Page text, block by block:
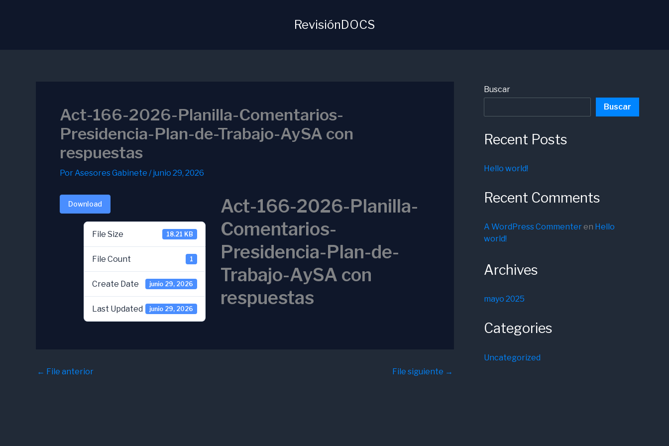
RevisiónDOCS
Act-166-2026-Planilla-Comentarios-
Presidencia-Plan-de-Trabajo-AySA con
respuestas
PorAsesores Gabinete /junio 29, 2026
Download
File Size 18.21 KB
File Count 1
Create Date junio 29, 2026
Last Updated junio 29, 2026
Act-166-2026-Planilla-
Comentarios-
Presidencia-Plan-de-
Trabajo-AySA con
respuestas
← File anterior File siguiente →
Buscar
Buscar
Recent Posts
Hello world!
Recent Comments
A WordPress Commenteren Hello
world!
Archives
mayo 2025
Categories
Uncategorized